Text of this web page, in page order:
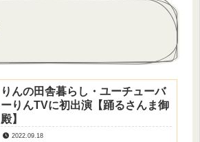
りんの田舎暮らし・ユーチューバ
ーりんTVに初出演【踊るさんま御
殿】
2022.09.18